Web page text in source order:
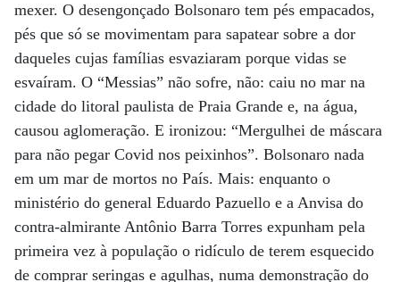
mexer. O desengonçado Bolsonaro tem pés empacados,
pés que só se movimentam para sapatear sobre a dor
daqueles cujas famílias esvaziaram porque vidas se
esvaíram. O “Messias” não sofre, não: caiu no mar na
cidade do litoral paulista de Praia Grande e, na água,
causou aglomeração. E ironizou: “Mergulhei de máscara
para não pegar Covid nos peixinhos”. Bolsonaro nada
em um mar de mortos no País. Mais: enquanto o
ministério do general Eduardo Pazuello e a Anvisa do
contra-almirante Antônio Barra Torres expunham pela
primeira vez à população o ridículo de terem esquecido
de comprar seringas e agulhas, numa demonstração do